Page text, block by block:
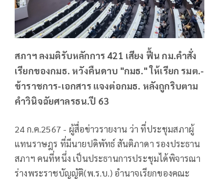
สภาฯ ลงมติรับหลักการ 421 เสียง ฟื้น กม.คำสั่ง
เรียกของกมธ. หวังคืนดาบ "กมธ." ให้เรียก รมต.-
ข้าราชการ-เอกสาร แจงต่อกมธ. หลังถูกริบตาม
คำวินิจฉัยศาลรธน.ปี 63
24 ก.ค.2567 - ผู้สื่อข่าวรายงาน ว่า ที่ประชุมสภาผู้
แทนราษฎร ที่มีนายปดิพัทธ์ สันติภาดา รองประธาน
สภาฯ คนที่หนึ่ง เป็นประธานการประชุมได้พิจารณา
ร่างพระราชบัญญัติ(พ.ร.บ.) อำนาจเรียกของคณะ